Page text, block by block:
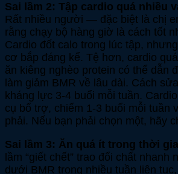
Sai lầm 2: Tập cardio quá nhiều
Rất nhiều người — đặc biệt là chị
rằng chạy bộ hàng giờ là cách tốt
Cardio đốt calo trong lúc tập,
cơ bắp đáng kể. Tệ hơn, cardio
ăn kiêng nghèo protein có thể dẫn
làm giảm BMR về lâu dài. Cách
kháng lực 3-4 buổi mỗi tuần.
cụ bổ trợ, chiếm 1-3 buổi mỗi tuần
phải. Nếu bạn phải chọn một, hãy
Sai lầm 3: Ăn quá ít trong thời
lầm “giết chết” trao đổi chất nhanh
dưới BMR trong nhiều tuần liên